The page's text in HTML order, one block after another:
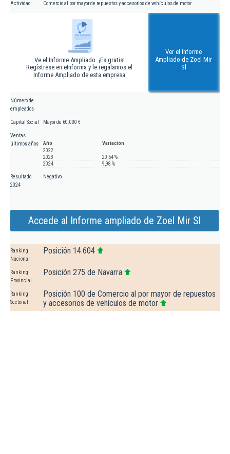
Actividad Comercio al por mayor de repuestos y accesorios de vehículos de motor
Ve el Informe Ampliado. ¡Es gratis!
Regístrese en eInforma y le regalamos el
Informe Ampliado de esta empresa
Ver el Informe
Ampliado de Zoel Mir
Sl
Número de
empleados
Capital Social Mayor de 60.000 €
Ventas
últimos años
Año
Variación
2022
2023
20,54 %
2024
9,98 %
Resultado
2024
Negativo
Accede al Informe ampliado de Zoel Mir Sl
Ranking
Nacional
Posición 14.604
Ranking
Provincial
Posición 275 de Navarra
Ranking
Sectorial
Posición 100 de Comercio al por mayor de repuestos
y accesorios de vehículos de motor